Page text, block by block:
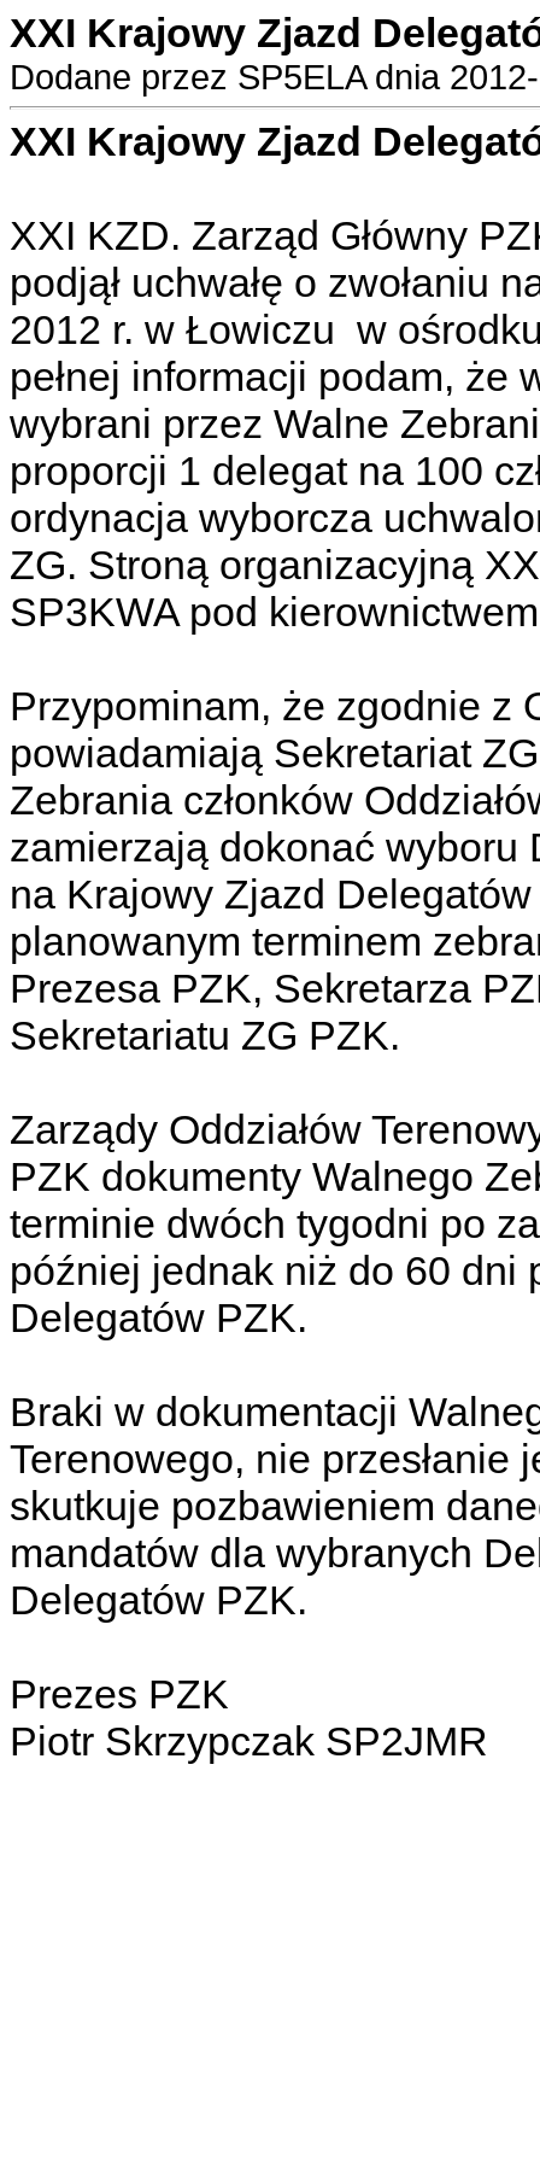
XXI Krajowy Zjazd
Dodane przez SP5ELA dnia
XXI Krajowy Zjazd
XXI KZD. Zarząd Główny
podjął uchwałę o zwołaniu
2012 r. w Łowiczu w
pełnej informacji podam, że
wybrani przez Walne
proporcji 1 delegat na 100
ordynacja wyborcza
ZG. Stroną organizacyjną
SP3KWA pod
Przypominam, że zgodnie z
powiadamiają Sekretariat
Zebrania członków
zamierzają dokonać
na Krajowy Zjazd
planowanym terminem
Prezesa PZK, Sekretarza
Sekretariatu ZG PZK.
Zarządy Oddziałów
PZK dokumenty Walnego
terminie dwóch tygodni po
później jednak niż do 60 dni
Delegatów PZK.
Braki w dokumentacji
Terenowego, nie przesłanie
skutkuje pozbawieniem
mandatów dla wybranych
Delegatów PZK.
Prezes PZK
Piotr Skrzypczak SP2JMR